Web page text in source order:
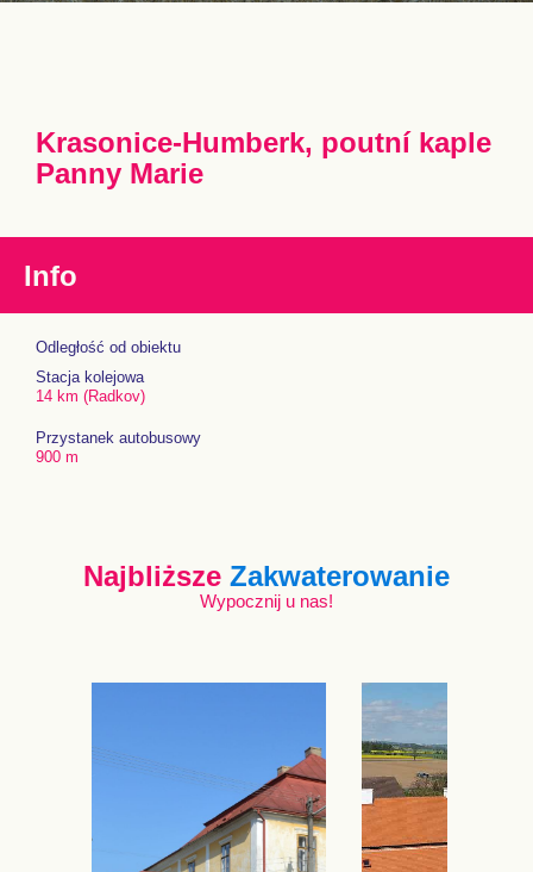
Krasonice-Humberk, poutní kaple
Panny Marie
Info
Odległość od obiektu
Stacja kolejowa
14 km (Radkov)
Przystanek autobusowy
900 m
Najbliższe Zakwaterowanie
Wypocznij u nas!